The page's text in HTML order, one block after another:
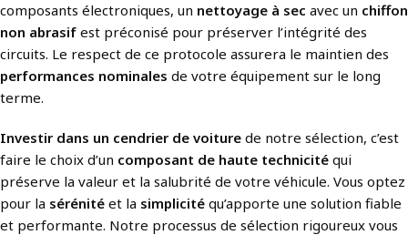
composants électroniques, un nettoyage à sec avec un chiffon
non abrasif est préconisé pour préserver l’intégrité des
circuits. Le respect de ce protocole assurera le maintien des
performances nominales de votre équipement sur le long
terme.
Investir dans un cendrier de voiture de notre sélection, c’est
faire le choix d’un composant de haute technicité qui
préserve la valeur et la salubrité de votre véhicule. Vous optez
pour la sérénité et la simplicité qu’apporte une solution fiable
et performante. Notre processus de sélection rigoureux vous